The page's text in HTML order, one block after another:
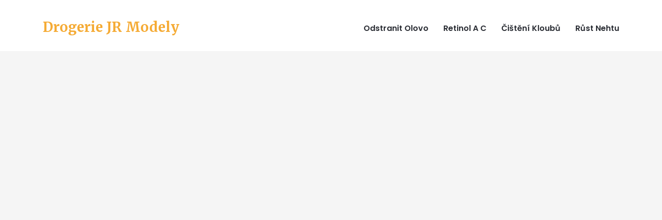
Drogerie JR Modely Odstranit Olovo Retinol A C Čištění Kloubů Růst Nehtu